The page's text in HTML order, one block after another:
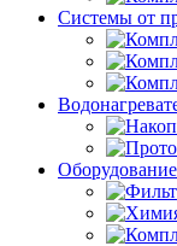
Системы от